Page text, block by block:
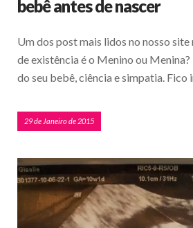
bebê antes de nascer
Um dos post mais lidos no nosso site
de existência é o Menino ou
do seu bebê, ciência e simpatia. Fico
29 de Janeiro de 2015